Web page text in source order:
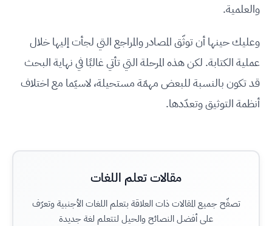
والعلمية.
وعليك حينها أن توثّق المصادر والمراجع التي لجأت إليها خلال
عملية الكتابة. لكن هذه المرحلة التي تأتي غالبًا في نهاية البحث
قد تكون بالنسبة للبعض مهمّة مستحيلة، لاسيّما مع اختلاف
أنظمة التوثيق وتعدّدها.
مقالات تعلم اللغات
تصفّح جميع المقالات ذات العلاقة بتعلم اللغات الأجنبية وتعرّف
على أفضل النصائح والحيل لتتعلم لغة جديدة